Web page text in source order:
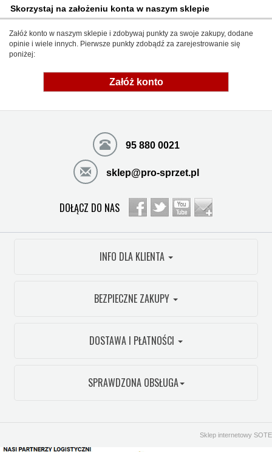
Skorzystaj na założeniu konta w naszym sklepie
Załóż konto w naszym sklepie i zdobywaj punkty za swoje zakupy, dodane
opinie i wiele innych. Pierwsze punkty zdobądź za zarejestrowanie się
poniżej:
Załóż konto
95 880 0021
sklep@pro-sprzet.pl
DOŁĄCZ DO NAS
INFO DLA KLIENTA
BEZPIECZNE ZAKUPY
DOSTAWA I PŁATNOŚCI
SPRAWDZONA OBSŁUGA
Sklep internetowy SOTE